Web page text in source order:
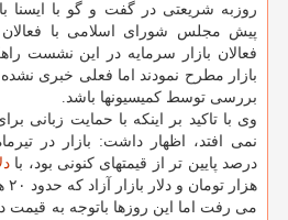
روزبه شریعتی در گفت و گو با ایسنا
پیش مجلس شورای اسلامی با فعالان
فعالان بازار سرمایه در این نشست
بازار مطرح نمودند اما فعلی خبری
بررسی توسط کمیسیونها باشد.
وی با تاکید بر اینکه با حمایت زبانی
درصد پایین تر از قیمتهای کنونی بود، با
می رفت اما این روزها باتوجه به قیمت